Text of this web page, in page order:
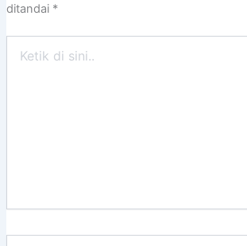
ditandai *